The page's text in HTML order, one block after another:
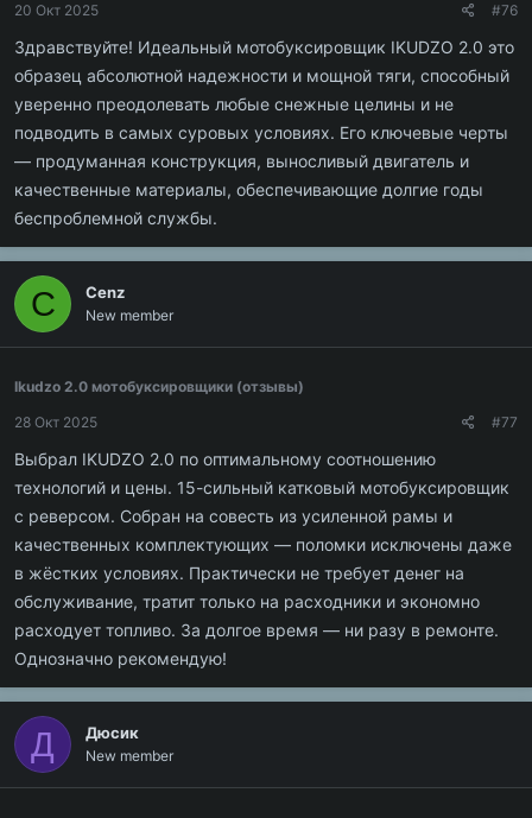
20 Окт 2025
#76
Здравствуйте! Идеальный мотобуксировщик IKUDZO 2.0 это
образец абсолютной надежности и мощной тяги, способный
уверенно преодолевать любые снежные целины и не
подводить в самых суровых условиях. Его ключевые черты
— продуманная конструкция, выносливый двигатель и
качественные материалы, обеспечивающие долгие годы
беспроблемной службы.
C Cenz
New member
Ikudzo 2.0 мотобуксировщики (отзывы)
28 Окт 2025
#77
Выбрал IKUDZO 2.0 по оптимальному соотношению
технологий и цены. 15-сильный катковый мотобуксировщик
с реверсом. Собран на совесть из усиленной рамы и
качественных комплектующих — поломки исключены даже
в жёстких условиях. Практически не требует денег на
обслуживание, тратит только на расходники и экономно
расходует топливо. За долгое время — ни разу в ремонте.
Однозначно рекомендую!
Д Дюсик
New member